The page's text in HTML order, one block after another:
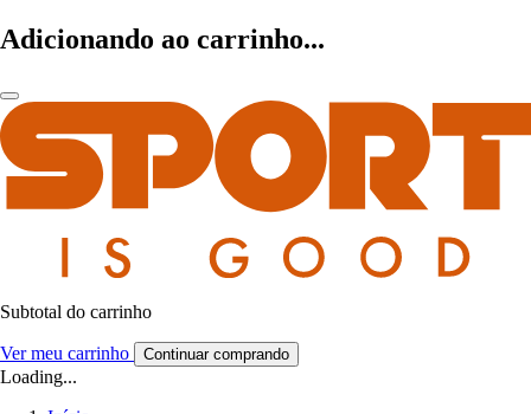
Adicionando ao carrinho...
Subtotal do carrinho
Ver meu carrinho Continuar comprando
Loading...